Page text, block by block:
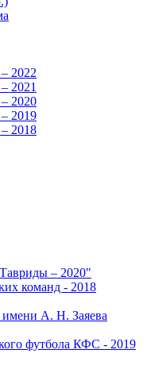
2022
2021
2020
2019
2018
– 2020"
команд - 2018
имени А. Н. Заяева
футбола КФС - 2019